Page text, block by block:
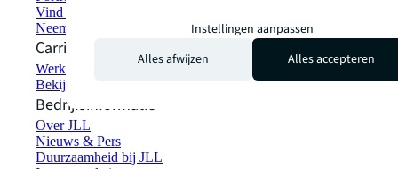
Vind en huur ruimte
Neem contact met ons op
Carrières
Werken bij JLL
Bekijk vacatures
Bedrijfsinformatie
Over JLL
Nieuws & Pers
Duurzaamheid bij JLL
Instellingen aanpassen
Alles afwijzen
Alles accepteren